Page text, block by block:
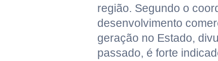
região. Segundo o
desenvolvimento
geração no Estado,
passado, é forte